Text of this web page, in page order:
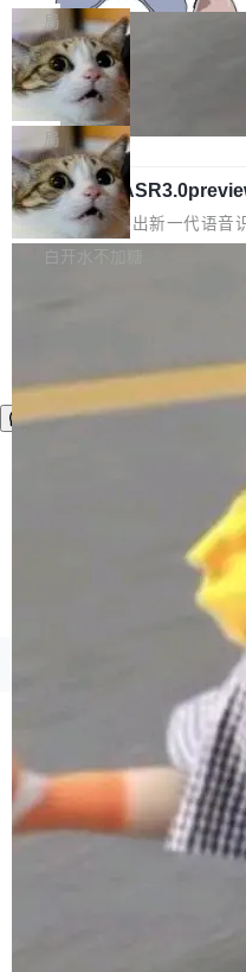
x / Harmony PC curl -fsSL
r.org/solon...
不断累积，代码仓中的模块关
务逻辑等关键信息往往分散于
件之中，形成高度复杂的知识
代码检索手段（如关键词匹配
在语法层面完成文本定位，难
内涵与结构关联，导致开发者
理解大规模代码仓时面临显著"
颈。 代码仓深度理解服务（以
e深度理解服务"）是华为云码
名90后算法工程师王某，为
服务器空间，删光了公司AI游
数据。 王某2024年1月入职东
短剧部门，有互联网大厂背景
调整期间，部门三次通知全员
移到B集群，王某都回复了"收
数据。2024年9月3日下午4点
的账号密码进入A集群，输入了
称为"删库跑路"的命令——最
局
Cloudflare 分享推理优化实
che 量化 + 权重压缩，吞吐
1%，成本降 30%
Kimi 和 GLM 是当前最强的大
它们有一个共同的问题：太吃
的 Kimi K 系列和智谱的 GLM
oE 架构的大模型，好用到让人
存永远不够用。 Cloudflare 的
一直在跑这些模型的推理。他
整性保护。效果是：吞吐量提
成本降低 30%，精度不变。
存 KV cache 是推理时最吃显...
局
腾讯混元 Hy
腾讯混元正式推出新一代语音
3.0preview。基于最新一代大
让语音识别不再只是听清，而
先理解你的语境和意图，再把
到你。从“逐字转写、单点优化
境、兼容场景、一键直出”。
w 不要求标准普通话，方言识
等 10 大方言片区和 20 余个
源评测集中，Hy ASR 3.0
白开水不加糖
©OSCHINA(OSChina.NET)